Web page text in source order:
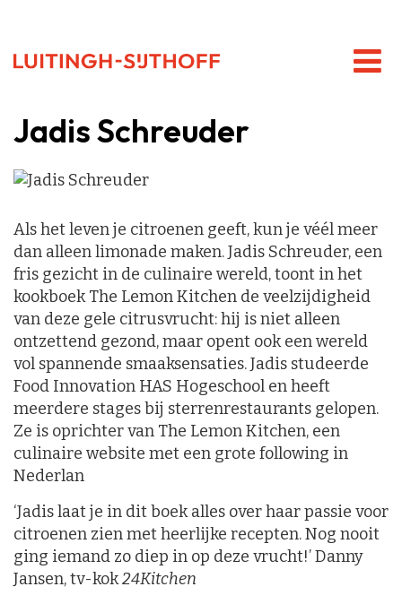
Jadis Schreuder
Als het leven je citroenen geeft, kun je véél meer
dan alleen limonade maken. Jadis Schreuder, een
fris gezicht in de culinaire wereld, toont in het
kookboek The Lemon Kitchen de veelzijdigheid
van deze gele citrusvrucht: hij is niet alleen
ontzettend gezond, maar opent ook een wereld
vol spannende smaaksensaties. Jadis studeerde
Food Innovation HAS Hogeschool en heeft
meerdere stages bij sterrenrestaurants gelopen.
Ze is oprichter van The Lemon Kitchen, een
culinaire website met een grote following in
Nederlan
‘Jadis laat je in dit boek alles over haar passie voor
citroenen zien met heerlijke recepten. Nog nooit
ging iemand zo diep in op deze vrucht!’ Danny
Jansen, tv-kok24Kitchen